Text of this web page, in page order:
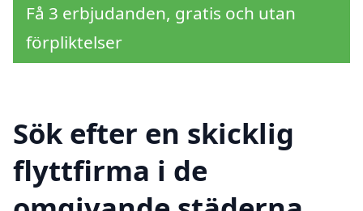
Få 3 erbjudanden, gratis och utan
förpliktelser
Sök efter en skicklig
flyttfirma i de